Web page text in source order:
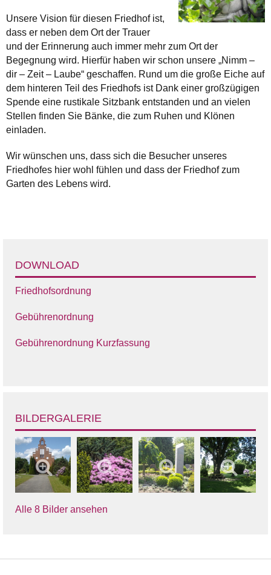
Unsere Vision für diesen Friedhof ist,
dass er neben dem Ort der Trauer
und der Erinnerung auch immer mehr zum Ort der
Begegnung wird. Hierfür haben wir schon unsere „Nimm –
dir – Zeit – Laube“ geschaffen. Rund um die große Eiche auf
dem hinteren Teil des Friedhofs ist Dank einer großzügigen
Spende eine rustikale Sitzbank entstanden und an vielen
Stellen finden Sie Bänke, die zum Ruhen und Klönen
einladen.
Wir wünschen uns, dass sich die Besucher unseres
Friedhofes hier wohl fühlen und dass der Friedhof zum
Garten des Lebens wird.
DOWNLOAD
Friedhofsordnung
Gebührenordnung
Gebührenordnung Kurzfassung
BILDERGALERIE
Alle 8 Bilder ansehen